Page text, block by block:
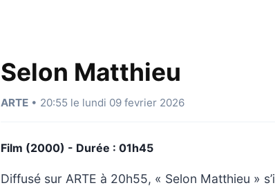
Selon Matthieu
ARTE • 20:55 le lundi 09 fevrier 2026
Film (2000) - Durée : 01h45
Diffusé sur ARTE à 20h55, « Selon Matthieu »